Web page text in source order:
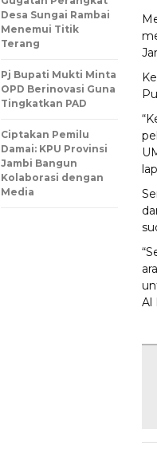
Desa Sungai Rambai
Menemui Titik
Terang
Pj Bupati Mukti Minta
OPD Berinovasi Guna
Tingkatkan PAD
Ciptakan Pemilu
Damai: KPU Provinsi
Jambi Bangun
Kolaborasi dengan
Media
Al